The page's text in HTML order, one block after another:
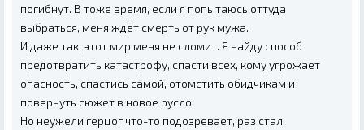
погибнут. В тоже время, если я попытаюсь оттуда
выбраться, меня ждёт смерть от рук мужа.
И даже так, этот мир меня не сломит. Я найду способ
предотвратить катастрофу, спасти всех, кому угрожает
опасность, спастись самой, отомстить обидчикам и
повернуть сюжет в новое русло!
Но неужели герцог что-то подозревает, раз стал